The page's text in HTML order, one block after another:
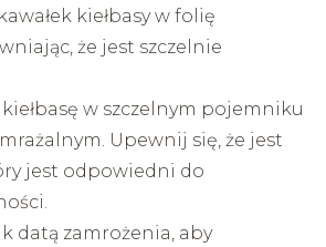
kiełbasy w folię
że jest szczelnie
w szczelnym pojemniku
Upewnij się, że jest
jest odpowiedni do
datą zamrożenia, aby